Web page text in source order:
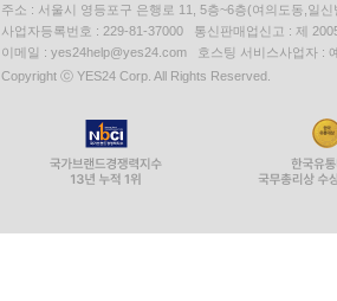
주소 : 서울시 영등포구 은행로 11, 5층~6층(여의도동,일신
사업자등록번호 : 229-81-37000 통신판매업신고 : 제
이메일 : yes24help@yes24.com 호스팅 서비스사업자 :
Copyright ⓒ YES24 Corp. All Rights Reserved.